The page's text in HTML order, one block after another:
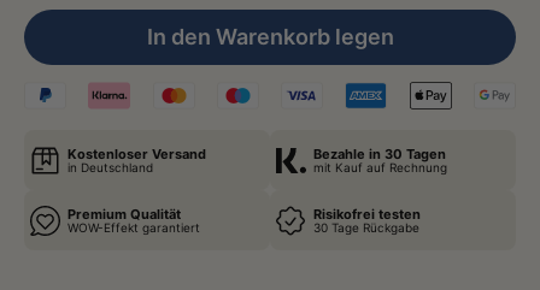
In den Warenkorb legen
Kostenloser Versand
in Deutschland
Bezahle in 30 Tagen
mit Kauf auf Rechnung
Premium Qualität
WOW-Effekt garantiert
Risikofrei testen
30 Tage Rückgabe